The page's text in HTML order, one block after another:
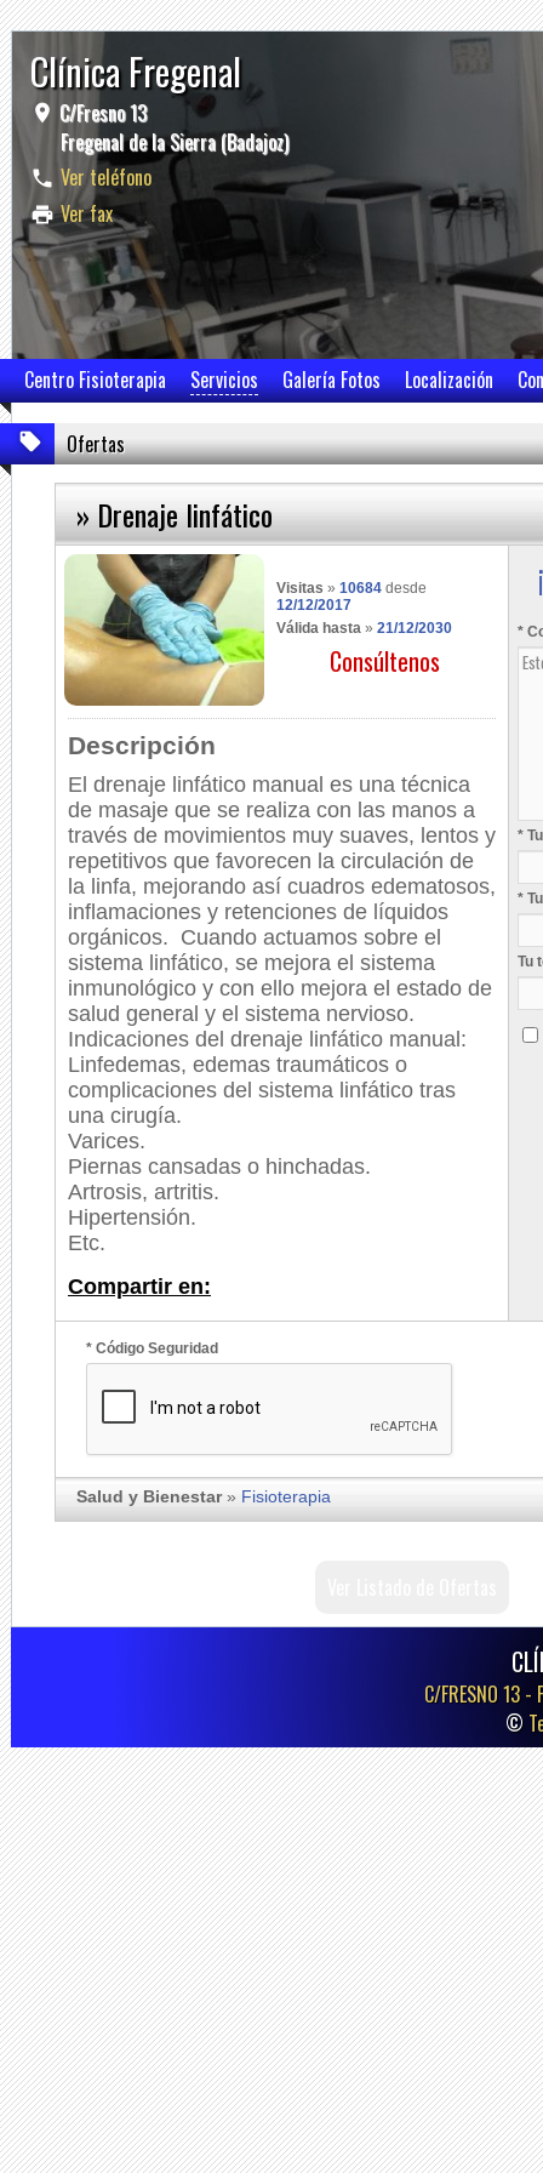
Clínica Fregenal
C/Fresno 13
Fregenal de la Sierra (Badajoz)
Ver teléfono
Ver fax
Centro Fisioterapia Servicios Galería Fotos Localización
Ofertas
» Drenaje linfático
Visitas » 10684 desde
12/12/2017
Válida hasta » 21/12/2030
Consúltenos
Descripción
El drenaje linfático manual es una técnica
de masaje que se realiza con las manos a
través de movimientos muy suaves, lentos y
repetitivos que favorecen la circulación de
la linfa, mejorando así cuadros edematosos,
inflamaciones y retenciones de líquidos
orgánicos. Cuando actuamos sobre el
sistema linfático, se mejora el sistema
inmunológico y con ello mejora el estado de
salud general y el sistema nervioso.
Indicaciones del drenaje linfático manual:
Linfedemas, edemas traumáticos o
complicaciones del sistema linfático tras
una cirugía.
Varices.
Piernas cansadas o hinchadas.
Artrosis, artritis.
Hipertensión.
Etc.
Compartir en:
*
*
*
Tu
* Código Seguridad
Salud y Bienestar» Fisioterapia
C/FRESNO 13 -
©